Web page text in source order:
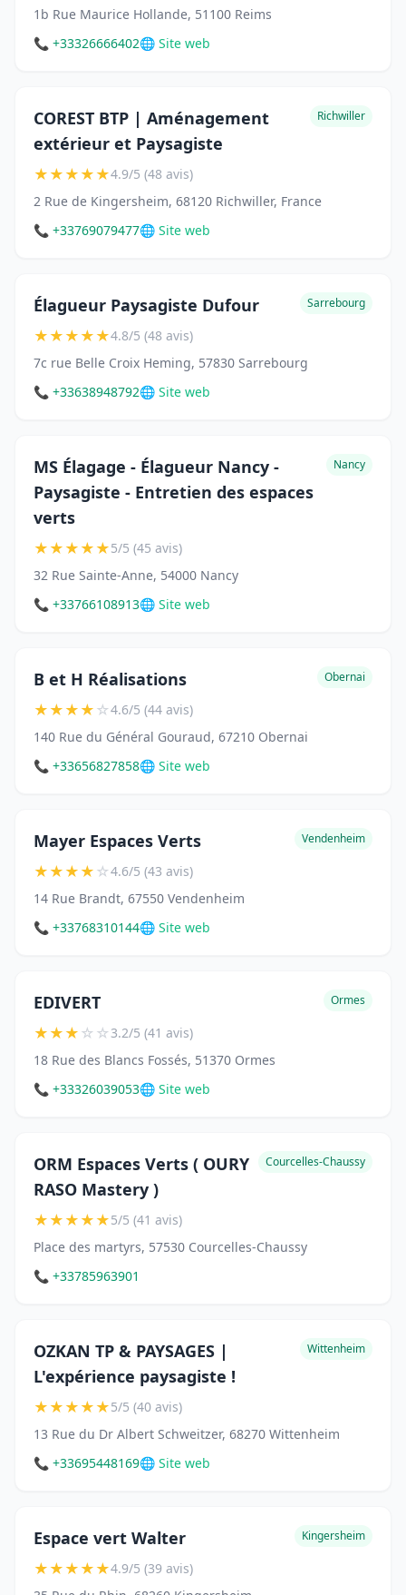
1b Rue Maurice Hollande, 51100 Reims
📞 +33326666402🌐 Site web
COREST BTP | Aménagement
extérieur et Paysagiste
Richwiller
★★★★★4.9/5 (48 avis)
2 Rue de Kingersheim, 68120 Richwiller, France
📞 +33769079477🌐 Site web
Élagueur Paysagiste Dufour Sarrebourg
★★★★★4.8/5 (48 avis)
7c rue Belle Croix Heming, 57830 Sarrebourg
📞 +33638948792🌐 Site web
MS Élagage - Élagueur Nancy -
Paysagiste - Entretien des espaces
verts
Nancy
★★★★★5/5 (45 avis)
32 Rue Sainte-Anne, 54000 Nancy
📞 +33766108913🌐 Site web
B et H Réalisations Obernai
★★★★☆4.6/5 (44 avis)
140 Rue du Général Gouraud, 67210 Obernai
📞 +33656827858🌐 Site web
Mayer Espaces Verts Vendenheim
★★★★☆4.6/5 (43 avis)
14 Rue Brandt, 67550 Vendenheim
📞 +33768310144🌐 Site web
EDIVERT Ormes
★★★☆☆3.2/5 (41 avis)
18 Rue des Blancs Fossés, 51370 Ormes
📞 +33326039053🌐 Site web
ORM Espaces Verts ( OURY
RASO Mastery )
Courcelles-Chaussy
★★★★★5/5 (41 avis)
Place des martyrs, 57530 Courcelles-Chaussy
📞 +33785963901
OZKAN TP & PAYSAGES |
L'expérience paysagiste !
Wittenheim
★★★★★5/5 (40 avis)
13 Rue du Dr Albert Schweitzer, 68270 Wittenheim
📞 +33695448169🌐 Site web
Espace vert Walter Kingersheim
★★★★★4.9/5 (39 avis)